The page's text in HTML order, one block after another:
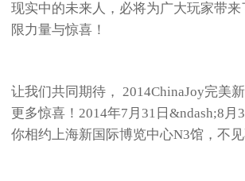
现实中的未来人，必将为广大玩家带
限力量与惊喜！
让我们共同期待， 2014ChinaJoy完美
更多惊喜！2014年7月31日&ndash;8月
你相约上海新国际博览中心N3馆，不见